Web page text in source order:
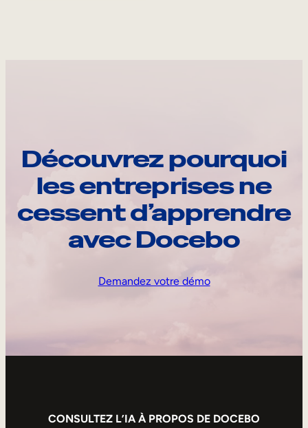
Découvrez pourquoi
les entreprises ne
cessent d’apprendre
avec Docebo
Demandez votre démo
CONSULTEZ L’IA À PROPOS DE DOCEBO